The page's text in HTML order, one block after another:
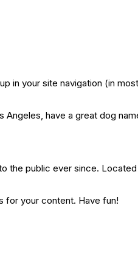
in your site navigation (in
have a great dog
the public ever since.
for your content. Have fun!